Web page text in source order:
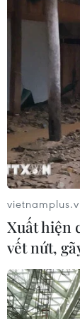
toàn phần
04/08/2026
Tàu chở
công trên
04/08/2026
EU đối đầu
04/08/2026
Máy bay
Xuất hiện
vết nứt,